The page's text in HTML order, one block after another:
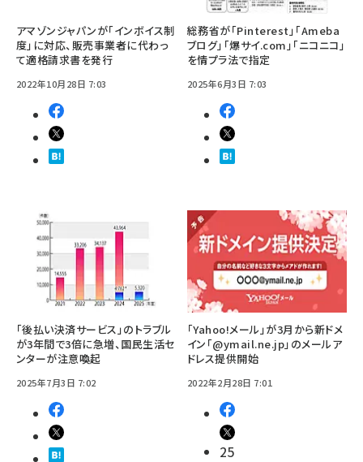
アマゾンジャパンが「インボイス制
度」に対応、販売事業者に代わっ
て適格請求書を発行
2022年10月28日 7:03
総務省が「Pinterest」「Ameba
ブログ」「爆サイ.com」「ニコニコ」
を情プラ法で指定
2025年6月3日 7:03
「後払い決済サービス」のトラブル
が3年間で3倍に急増、国民生活セ
ンターが注意喚起
2025年7月3日 7:02
「Yahoo!メール」が3月から新ドメ
イン「@ymail.ne.jp」のメールア
ドレス提供開始
2022年2月28日 7:01
25